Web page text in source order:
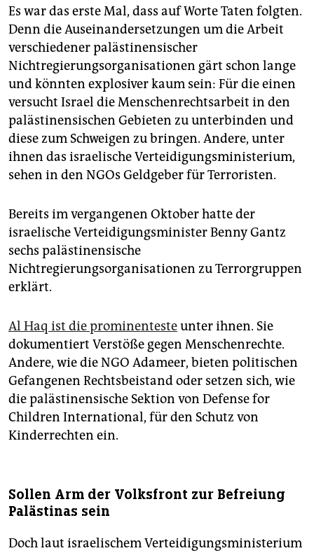
Es war das erste Mal, dass auf Worte Taten folgten.
Denn die Auseinandersetzungen um die Arbeit
verschiedener palästinensischer
Nichtregierungsorganisationen gärt schon lange
und könnten explosiver kaum sein: Für die einen
versucht Israel die Menschenrechtsarbeit in den
palästinensischen Gebieten zu unterbinden und
diese zum Schweigen zu bringen. Andere, unter
ihnen das israelische Verteidigungsministerium,
sehen in den NGOs Geldgeber für Terroristen.
Bereits im vergangenen Oktober hatte der
israelische Verteidigungsminister Benny Gantz
sechs palästinensische
Nichtregierungsorganisationen zu Terrorgruppen
erklärt.
Al Haq ist die prominentesteunter ihnen. Sie
dokumentiert Verstöße gegen Menschenrechte.
Andere, wie die NGO Adameer, bieten politischen
Gefangenen Rechtsbeistand oder setzen sich, wie
die palästinensische Sektion von Defense for
Children International, für den Schutz von
Kinderrechten ein.
Sollen Arm der Volksfront zur Befreiung
Palästinas sein
Doch laut israelischem Verteidigungsministerium